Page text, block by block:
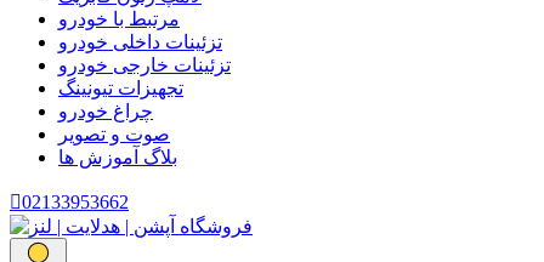
مرتبط با خودرو
تزئینات داخلی خودرو
تزئینات خارجی خودرو
تجهیزات تیونینگ
چراغ خودرو
صوت و تصویر
بلاگ آموزش ها
02133953662